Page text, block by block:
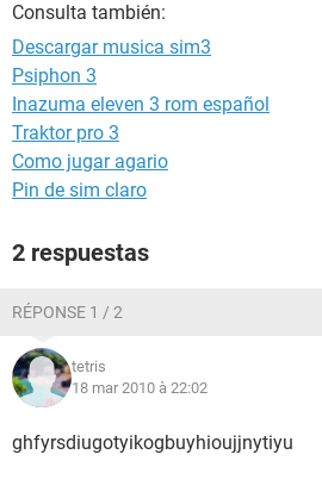
Consulta también:
Descargar musica sim3
Psiphon 3
Inazuma eleven 3 rom español
Traktor pro 3
Como jugar agario
Pin de sim claro
2 respuestas
RÉPONSE 1 / 2
tetris
18 mar 2010 à 22:02
ghfyrsdiugotyikogbuyhioujjnytiyu